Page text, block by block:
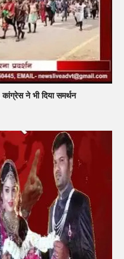
ने भी दिया समर्थन